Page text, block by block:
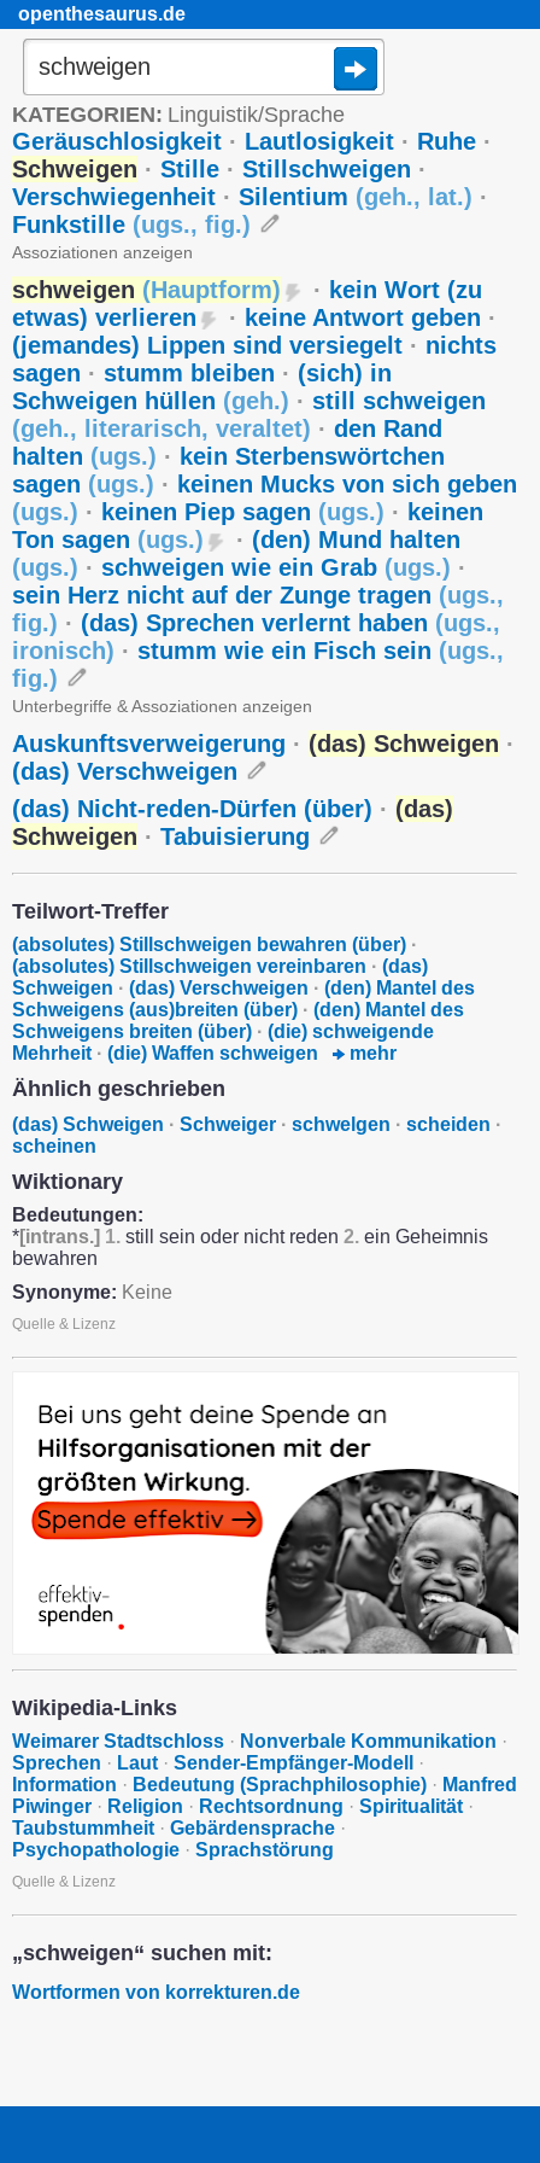
openthesaurus.de
KATEGORIEN: Linguistik/Sprache
Geräuschlosigkeit · Lautlosigkeit · Ruhe ·
Schweigen · Stille · Stillschweigen ·
Verschwiegenheit · Silentium (geh., lat.) ·
Funkstille (ugs., fig.)
Assoziationen anzeigen
schweigen (Hauptform) · kein Wort (zu
etwas) verlieren
· keine Antwort geben ·
(jemandes) Lippen sind versiegelt · nichts
sagen · stumm bleiben · (sich) in
Schweigen hüllen (geh.) · still schweigen
(geh., literarisch, veraltet) · den Rand
halten (ugs.) · kein Sterbenswörtchen
sagen (ugs.) · keinen Mucks von sich geben
(ugs.) · keinen Piep sagen (ugs.) · keinen
Ton sagen (ugs.) · (den) Mund halten
(ugs.) · schweigen wie ein Grab (ugs.) ·
sein Herz nicht auf der Zunge tragen (ugs.,
fig.) · (das) Sprechen verlernt haben (ugs.,
ironisch) · stumm wie ein Fisch sein (ugs.,
fig.)
Unterbegriffe & Assoziationen anzeigen
Auskunftsverweigerung · (das) Schweigen ·
(das) Verschweigen
(das) Nicht-reden-Dürfen (über) · (das)
Schweigen · Tabuisierung
Teilwort-Treffer
(absolutes) Stillschweigen bewahren (über) ·
(absolutes) Stillschweigen vereinbaren · (das)
Schweigen · (das) Verschweigen · (den) Mantel des
Schweigens (aus)breiten (über) · (den) Mantel des
Schweigens breiten (über) · (die) schweigende
Mehrheit · (die) Waffen schweigen mehr
Ähnlich geschrieben
(das) Schweigen · Schweiger · schwelgen · scheiden ·
scheinen
Wiktionary
Bedeutungen:
*[intrans.] 1. still sein oder nicht reden 2. ein Geheimnis
bewahren
Synonyme: Keine
Quelle & Lizenz
Wikipedia-Links
Weimarer Stadtschloss · Nonverbale Kommunikation ·
Sprechen · Laut · Sender-Empfänger-Modell
·
Information · Bedeutung (Sprachphilosophie) · Manfred
Piwinger · Religion · Rechtsordnung · Spiritualität ·
Taubstummheit · Gebärdensprache ·
Psychopathologie · Sprachstörung
Quelle & Lizenz
„schweigen“ suchen mit:
Wortformen von korrekturen.de